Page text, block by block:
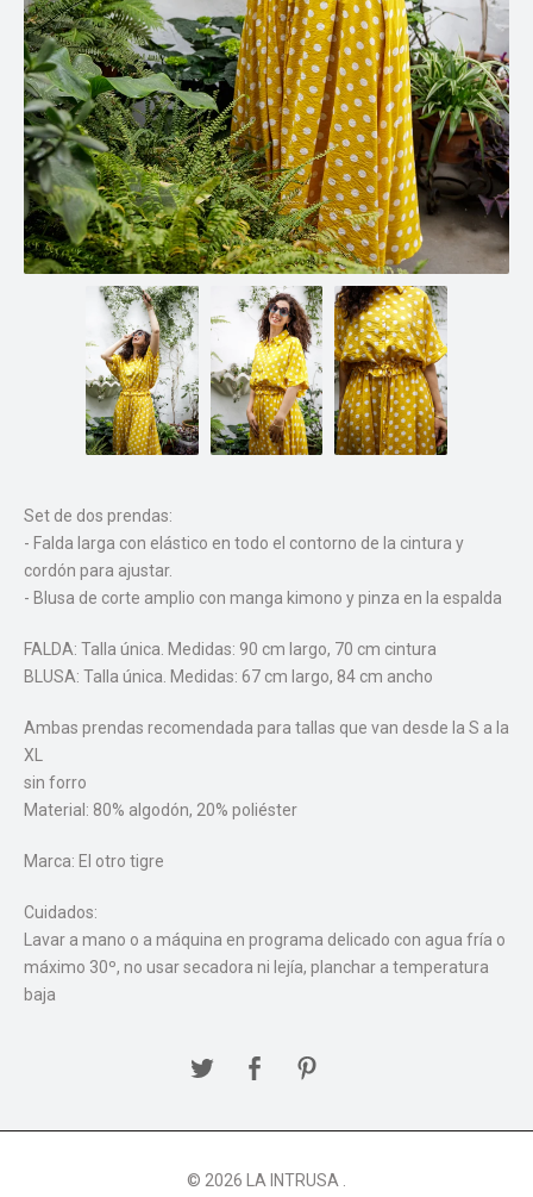
Set de dos prendas:
- Falda larga con elástico en todo el contorno de la cintura y
cordón para ajustar.
- Blusa de corte amplio con manga kimono y pinza en la espalda
FALDA: Talla única. Medidas: 90 cm largo, 70 cm cintura
BLUSA: Talla única. Medidas: 67 cm largo, 84 cm ancho
Ambas prendas recomendada para tallas que van desde la S a la
XL
sin forro
Material: 80% algodón, 20% poliéster
Marca: El otro tigre
Cuidados:
Lavar a mano o a máquina en programa delicado con agua fría o
máximo 30º, no usar secadora ni lejía, planchar a temperatura
baja
© 2026 LA INTRUSA .